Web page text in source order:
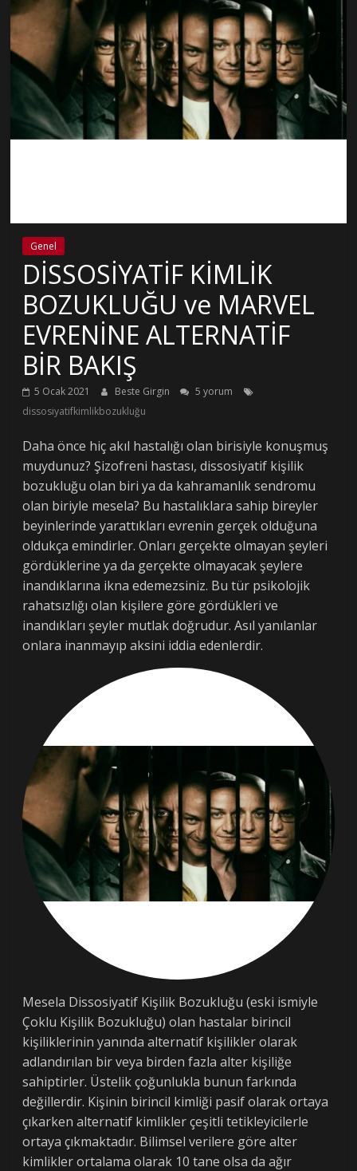
Genel
DİSSOSİYATİF KİMLİK
BOZUKLUĞU ve MARVEL
EVRENİNE ALTERNATİF
BİR BAKIŞ
5 Ocak 2021 Beste Girgin
5 yorum
dissosiyatifkimlikbozukluğu
Daha önce hiç akıl hastalığı olan birisiyle konuşmuş
muydunuz? Şizofreni hastası, dissosiyatif kişilik
bozukluğu olan biri ya da kahramanlık sendromu
olan biriyle mesela? Bu hastalıklara sahip bireyler
beyinlerinde yarattıkları evrenin gerçek olduğuna
oldukça emindirler. Onları gerçekte olmayan şeyleri
gördüklerine ya da gerçekte olmayacak şeylere
inandıklarına ikna edemezsiniz. Bu tür psikolojik
rahatsızlığı olan kişilere göre gördükleri ve
inandıkları şeyler mutlak doğrudur. Asıl yanılanlar
onlara inanmayıp aksini iddia edenlerdir.
Mesela Dissosiyatif Kişilik Bozukluğu (eski ismiyle
Çoklu Kişilik Bozukluğu) olan hastalar birincil
kişiliklerinin yanında alternatif kişilikler olarak
adlandırılan bir veya birden fazla alter kişiliğe
sahiptirler. Üstelik çoğunlukla bunun farkında
değillerdir. Kişinin birincil kimliği pasif olarak ortaya
çıkarken alternatif kimlikler çeşitli tetikleyicilerle
ortaya çıkmaktadır. Bilimsel verilere göre alter
kimlikler ortalama olarak 10 tane olsa da ağır